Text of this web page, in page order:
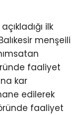
ilk
menşeili
faaliyet
kar
edilerek
faaliyet